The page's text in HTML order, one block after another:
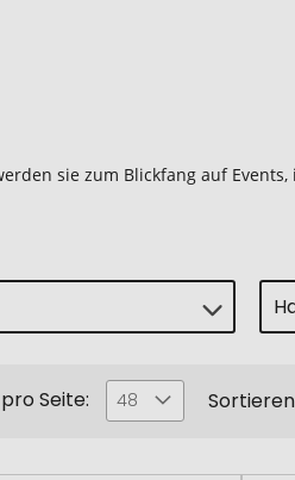
sie zum Blickfang auf Events,
Seite: 48